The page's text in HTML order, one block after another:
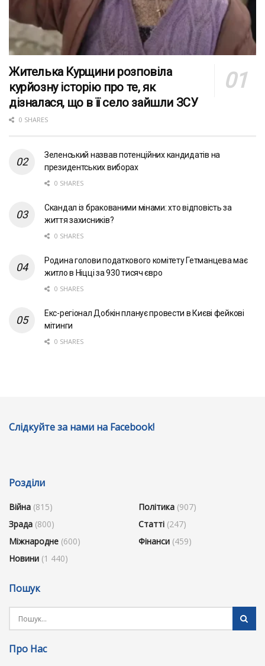
Жителька Курщини розповіла
курйозну історію про те, як
дізналася, що в її село зайшли ЗСУ
0 SHARES
Зеленський назвав потенційних кандидатів на
президентських виборах
0 SHARES
Скандал із бракованими мінами: хто відповість за
життя захисників?
0 SHARES
Родина голови податкового комітету Гетманцева має
житло в Ніцці за 930 тисяч євро
0 SHARES
Екс-регіонал Добкін планує провести в Києві фейкові
мітинги
0 SHARES
Слідкуйте за нами на Facebook!
Розділи
Війна (815)
Зрада (800)
Міжнародне (600)
Новини (1 440)
Політика (907)
Статті (247)
Фінанси (459)
Пошук
Про Нас